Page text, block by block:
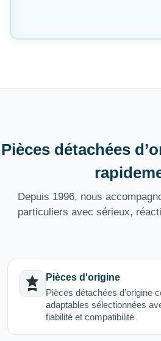
Pièces détachées
Depuis 1996, nous
particuliers avec sérieux,
Pièces d'origine
Pièces détachées d’origine
adaptables sélectionnées
fiabilité et compatibilité